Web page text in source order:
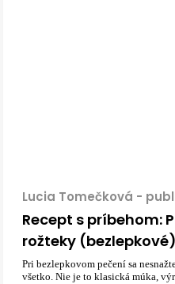
Lucia Tomečková -
Recept s príbehom:
rožteky (bezlepkové)
Pri bezlepkovom pečení sa
všetko. Nie je to klasická múka,